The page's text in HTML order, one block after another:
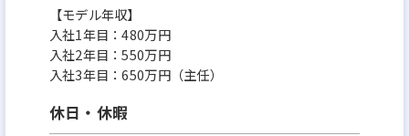
【モデル年収】
入社1年目：480万円
入社2年目：550万円
入社3年目：650万円（主任）
休日・休暇